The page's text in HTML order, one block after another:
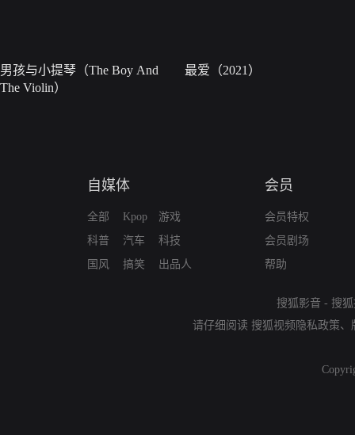
男孩与小提琴（The Boy And
The Violin）
最爱（2021）
自媒体
全部
科普
国风
Kpop
汽车
搞笑
游戏
科技
出品人
会员
会员特权
会员剧场
帮助
搜狐影音 - 搜
请仔细阅读 搜狐视频隐私政策、